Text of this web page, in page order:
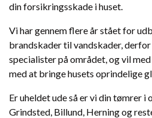
din forsikringsskade i huset.
Vi har gennem flere år stået for
brandskader til vandskader,
specialister på området, og vil
med at bringe husets oprindelige
Er uheldet ude så er vi din tømrer i
Grindsted, Billund, Herning og